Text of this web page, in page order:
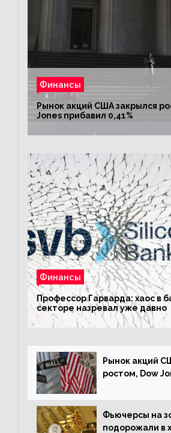
Финансы
Рынок акций США закрылся
Jones прибавил 0,41%
Финансы
Профессор Гарварда: хаос в
секторе назревал уже давно
Рынок акций
ростом, Dow
Фьючерсы на
подорожали в